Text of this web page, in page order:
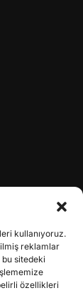
kullanıyoruz.
reklamlar
sitedeki
özellikleri